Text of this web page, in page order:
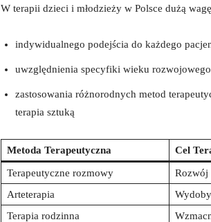
W terapii dzieci i młodzieży w Polsce dużą
indywidualnego podejścia do każdego
uwzględnienia specyfiki wieku rozwojowego
zastosowania różnorodnych metod
terapia sztuką
Metoda Terapeutyczna Cel
Terapeutyczne rozmowy
Rozwój
Arteterapia
Terapia rodzinna